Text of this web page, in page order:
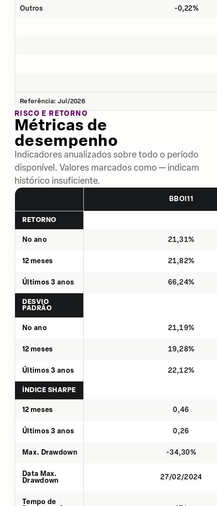
Outros -0,22%
Referência: Jul/2026
RISCO E RETORNO
Métricas de
desempenho
Indicadores anualizados sobre todo o período
disponível. Valores marcados como — indicam
histórico insuficiente.
BBOI11
RETORNO
No ano 21,31%
12 meses 21,82%
Últimos 3 anos 66,24%
DESVIO
PADRÃO
No ano 21,19%
12 meses 19,28%
Últimos 3 anos 22,12%
ÍNDICE SHARPE
12 meses 0,46
Últimos 3 anos 0,26
Max. Drawdown -34,30%
Data Max.
Drawdown
27/02/2024
Tempo de